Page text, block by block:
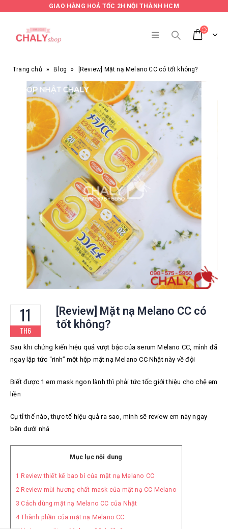
GIAO HÀNG HOẢ TỐC 2H NỘI THÀNH HCM
Trang chủ » Blog » [Review] Mặt nạ Melano CC có tốt không?
11
TH6
[Review] Mặt nạ Melano CC có
tốt không?
Sau khi chứng kiến hiệu quả vượt bậc của serum Melano CC, mình đã
ngay lập tức “rinh” một hộp mặt nạ Melano CC Nhật này về đội
Biết được 1 em mask ngon lành thì phải tức tốc giới thiệu cho chệ em
liền
Cụ tỉ thế nào, thực tế hiệu quả ra sao, mình sẽ review em này ngay
bên dưới nhá
Mục lục nội dung
1 Review thiết kế bao bì của mặt nạ Melano CC
2 Review mùi hương chất mask của mặt nạ CC Melano
3 Cách dùng mặt nạ Melano CC của Nhật
4Thành phần của mặt nạ Melano CC